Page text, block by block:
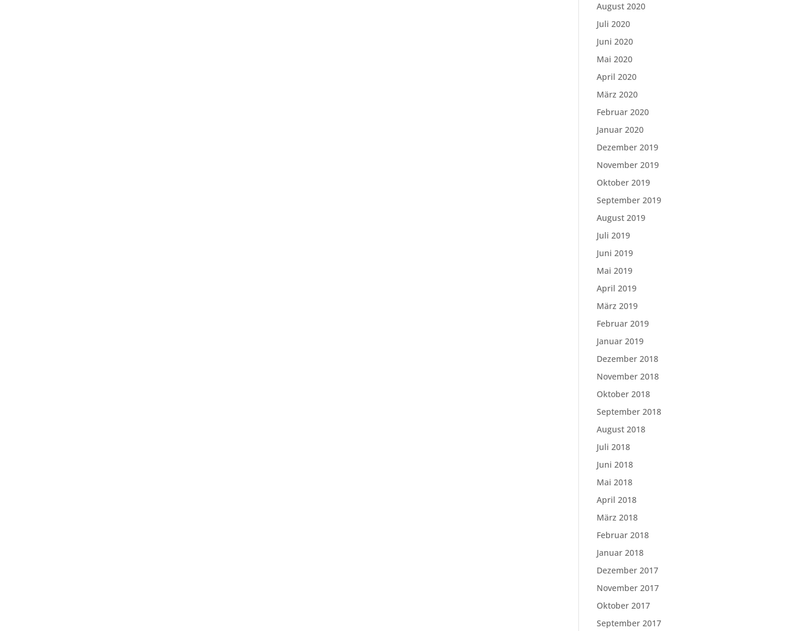
August 2020
Juli 2020
Juni 2020
Mai 2020
April 2020
März 2020
Februar 2020
Januar 2020
Dezember 2019
November 2019
Oktober 2019
September 2019
August 2019
Juli 2019
Juni 2019
Mai 2019
April 2019
März 2019
Februar 2019
Januar 2019
Dezember 2018
November 2018
Oktober 2018
September 2018
August 2018
Juli 2018
Juni 2018
Mai 2018
April 2018
März 2018
Februar 2018
Januar 2018
Dezember 2017
November 2017
Oktober 2017
September 2017